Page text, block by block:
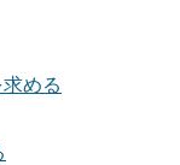
める